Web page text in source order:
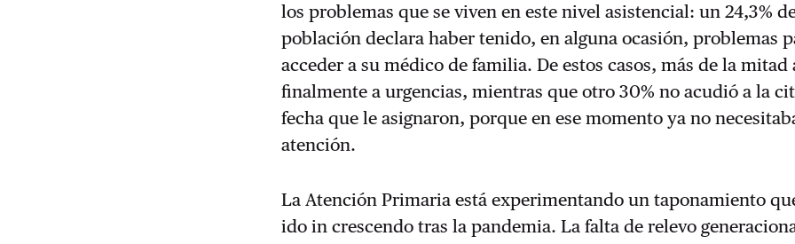
los problemas que se viven en este nivel asistencial: un 24,3%
población declara haber tenido, en alguna ocasión, problemas
acceder a su médico de familia. De estos casos, más de la mitad
finalmente a urgencias, mientras que otro 30% no acudió a la
fecha que le asignaron, porque en ese momento ya no
atención.
La Atención Primaria está experimentando un taponamiento
ido in crescendo tras la pandemia. La falta de relevo